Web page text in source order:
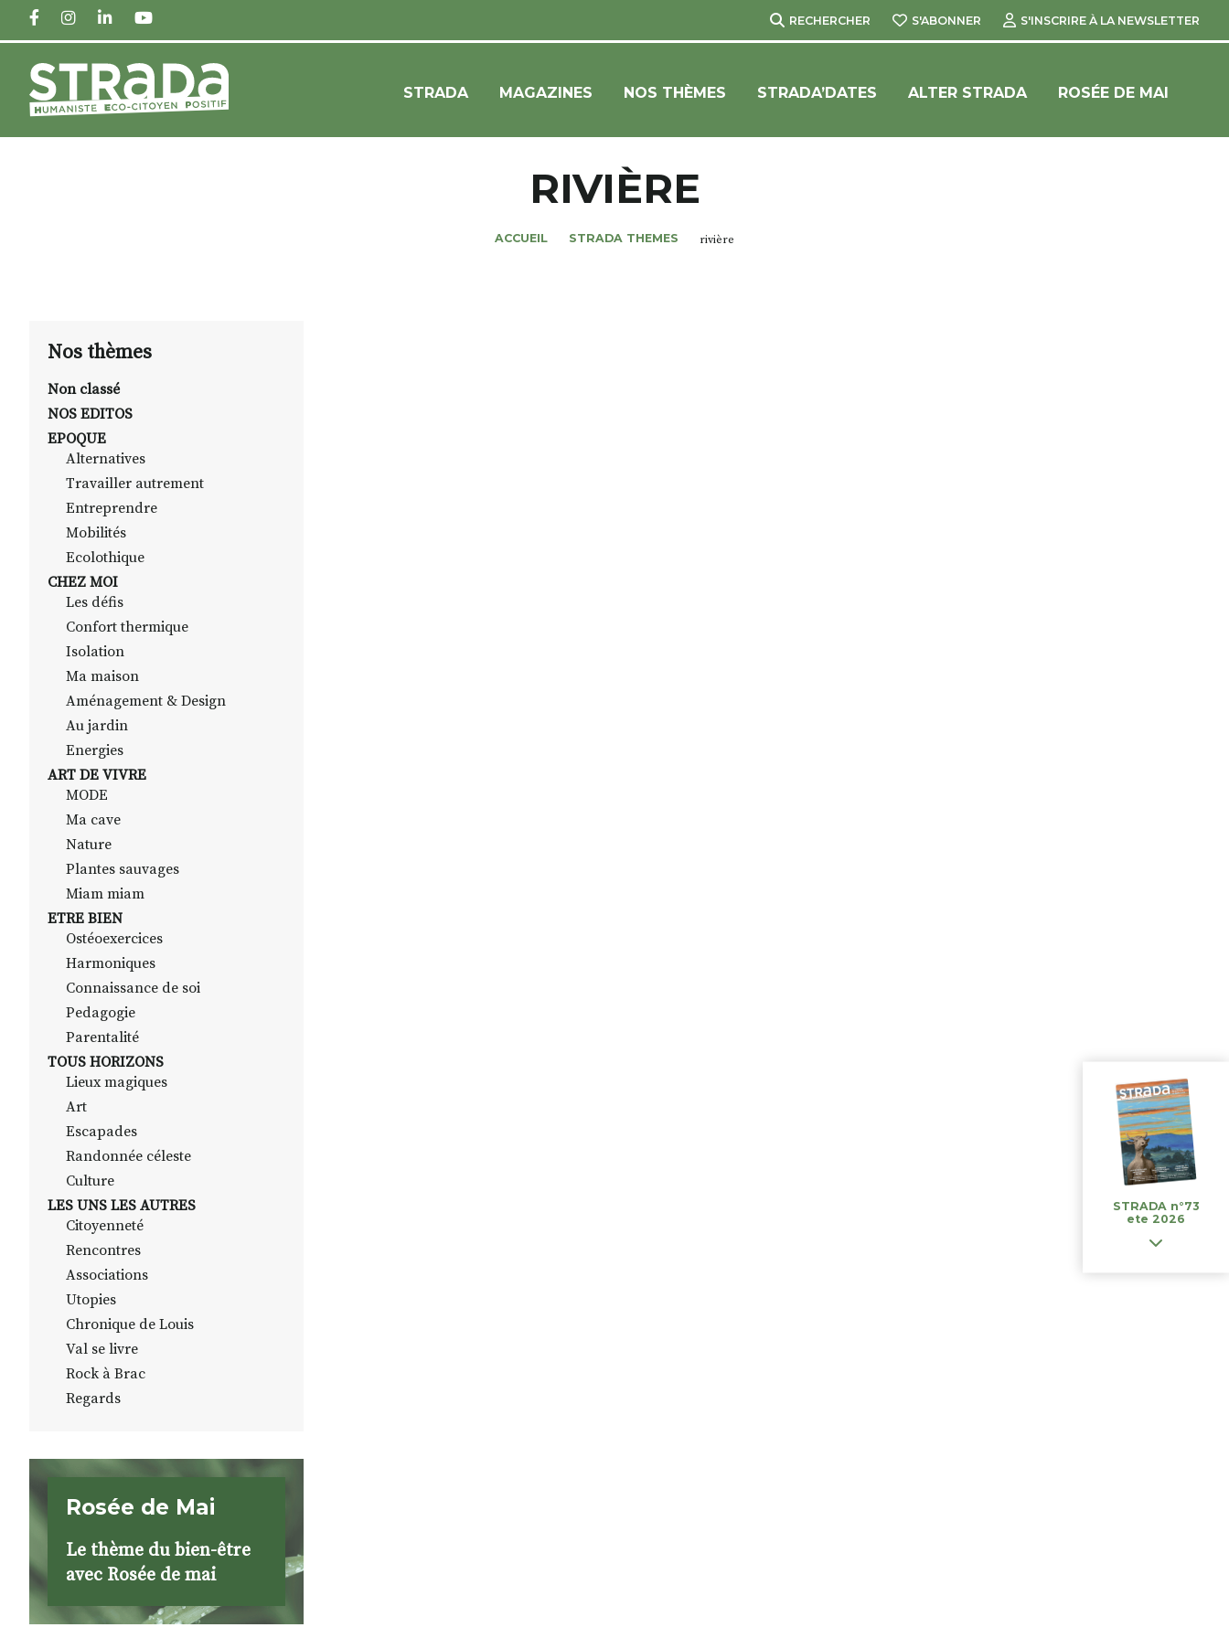
FACEBOOKINSTAGRAM
LINKEDINYOUTUBE RECHERCHER S'ABONNER S'INSCRIRE À LA NEWSLETTER
STRADA MAGAZINES NOS THÈMES STRADA’DATES ALTER STRADA ROSÉE DE MAI
RIVIÈRE
ACCUEIL STRADA THEMES rivière
Nos thèmes
Non classé
NOS EDITOS
EPOQUE
Alternatives
Travailler autrement
Entreprendre
Mobilités
Ecolothique
CHEZ MOI
Les défis
Confort thermique
Isolation
Ma maison
Aménagement & Design
Au jardin
Energies
ART DE VIVRE
MODE
Ma cave
Nature
Plantes sauvages
Miam miam
ETRE BIEN
Ostéoexercices
Harmoniques
Connaissance de soi
Pedagogie
Parentalité
TOUS HORIZONS
Lieux magiques
Art
Escapades
Randonnée céleste
Culture
LES UNS LES AUTRES
Citoyenneté
Rencontres
Associations
Utopies
Chronique de Louis
Val se livre
Rock à Brac
Regards
Rosée de Mai
Le thème du bien-être
avec Rosée de mai
STRADA n°73
ete 2026